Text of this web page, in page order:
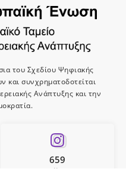
του Σχεδίου Ψηφιακής
και συνχρηματοδοτείται
Ανάπτυξης και την
659
Follow